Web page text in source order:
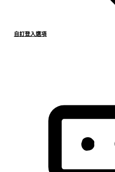
自訂登入選項